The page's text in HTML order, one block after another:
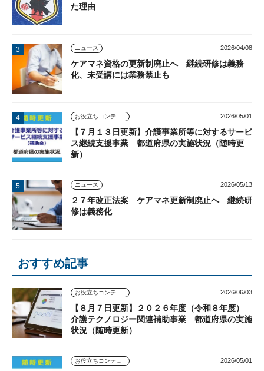
た理由
ニュース 2026/04/08
ケアマネ資格の更新制廃止へ 継続研修は義務
化、未受講には業務禁止も
2026/05/01
【７月１３日更新】介護事業所等に対するサービ
ス継続支援事業 都道府県の実施状況（随時更
新）
ニュース 2026/05/13
２７年改正法案 ケアマネ更新制廃止へ 継続研
修は義務化
おすすめ記事
2026/06/03
【８月７日更新】２０２６年度（令和８年度）
介護テクノロジー関連補助事業 都道府県の実施
状況（随時更新）
2026/05/01